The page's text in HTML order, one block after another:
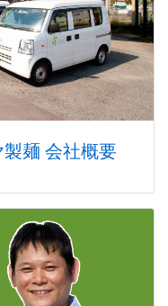
麺 会社概要